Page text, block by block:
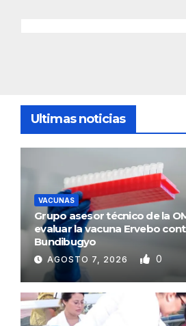
Ultimas noticias
VACUNAS
Grupo asesor técnico de la
evaluar la vacuna Ervebo
Bundibugyo
AGOSTO 7, 2026 0